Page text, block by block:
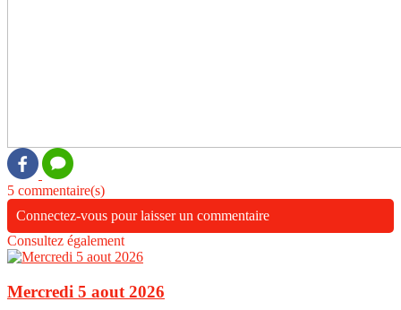
5 commentaire(s)
Connectez-vous pour laisser un commentaire
Consultez également
Mercredi 5 aout 2026